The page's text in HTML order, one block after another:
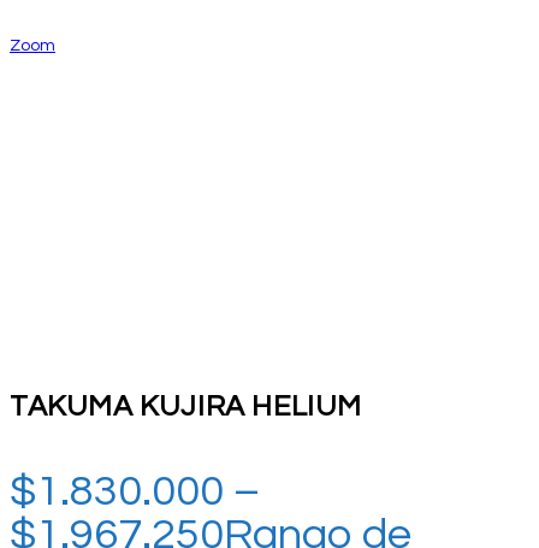
Zoom
TAKUMA KUJIRA HELIUM
$1.830.000 –
$1.967.250Rango de